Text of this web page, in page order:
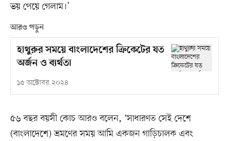
ভয় পেয়ে গেলাম।’
আরও পড়ুন
হাথুরুর সময়ে বাংলাদেশের ক্রিকেটের যত
অর্জন ও ব্যর্থতা
১৫ অক্টোবর ২০২৪
৫৬ বছর বয়সী কোচ আরও বলেন, ‘সাধারণত সেই দেশে
(বাংলাদেশে) ভ্রমণের সময় আমি একজন গাড়িচালক এবং